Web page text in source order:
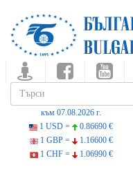
към 07.08.2026 г.
1 USD =
0.86690 €
1 GBP =
1.16600 €
1 CHF =
1.06990 €